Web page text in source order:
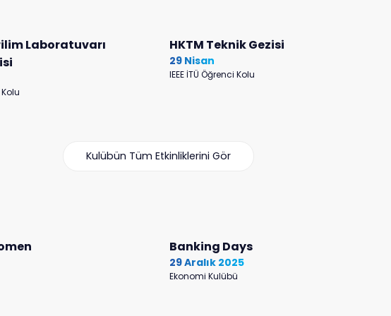
Laboratuvarı
Kolu
HKTM Teknik Gezisi
29 Nisan
IEEE İTÜ Öğrenci Kolu
Kulübün Tüm Etkinliklerini Gör
Banking Days
29 Aralık 2025
Ekonomi Kulübü